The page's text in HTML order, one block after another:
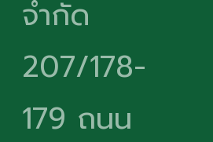
จำกัด
207/178-
179 ถนน